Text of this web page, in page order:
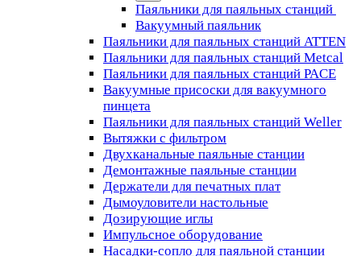
Паяльники для паяльных станций
Вакуумный паяльник
Паяльники для паяльных станций ATTEN
Паяльники для паяльных станций Metcal
Паяльники для паяльных станций PACE
Вакуумные присоски для вакуумного
пинцета
Паяльники для паяльных станций Weller
Вытяжки с фильтром
Двухканальные паяльные станции
Демонтажные паяльные станции
Держатели для печатных плат
Дымоуловители настольные
Дозирующие иглы
Импульсное оборудование
Насадки-сопло для паяльной станции